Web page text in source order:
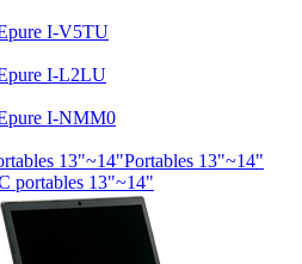
I-V5TU
I-L2LU
I-NMM0
Portables 13"~14"
portables 13"~14"